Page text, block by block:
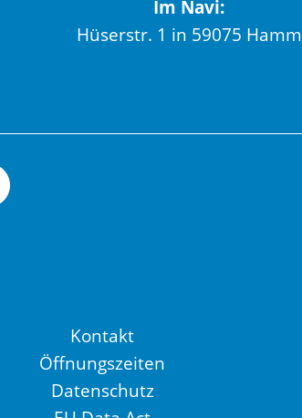
Im Navi:
Hüserstr. 1 in 59075 Hamm
Kontakt
Öffnungszeiten
Datenschutz